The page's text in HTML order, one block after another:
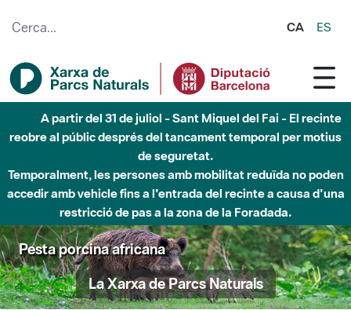
CA ES
A partir del 31 de juliol - Sant Miquel del Fai - El recinte
reobre al públic després del tancament temporal per motius
de seguretat.
Temporalment, les persones amb mobilitat reduïda no poden
accedir amb vehicle fins a l'entrada del recinte a causa d'una
restricció de pas a la zona de la Foradada.
Pesta porcina africana
La Xarxa de Parcs Naturals